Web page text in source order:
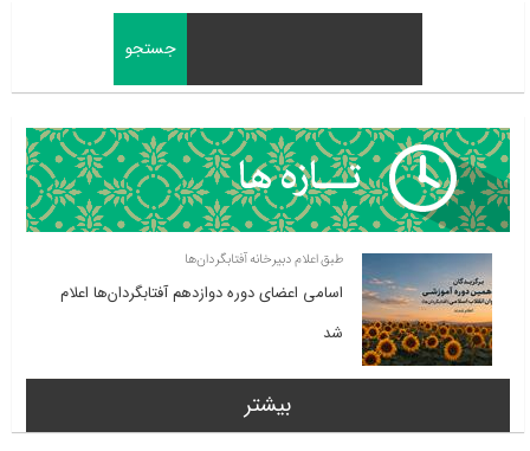
طبق اعلام دبیرخانه آفتابگردان‌ها
اسامی اعضای دوره دوازدهم آفتابگردان‌ها اعلام
شد
بیشتر